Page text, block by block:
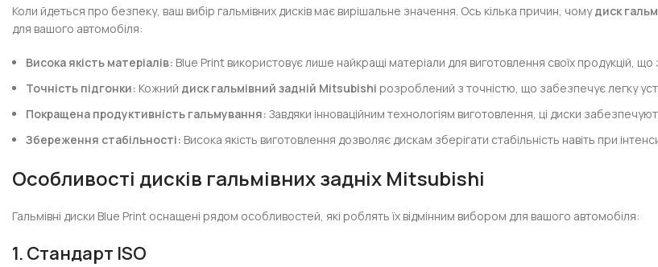
Коли йдеться про безпеку, ваш вибір гальмівних дисків має вирішальне значення. Ось кілька причин, чомудиск
для вашого автомобіля:
Висока якість матеріалів: Blue Print використовує лише найкращі матеріали для виготовлення своїх продукцій, що
Точність підгонки: Кожний диск гальмівний задній Mitsubishi розроблений з точністю, що забезпечує легку
Покращена продуктивність гальмування: Завдяки інноваційним технологіям виготовлення, ці диски
Збереження стабільності: Висока якість виготовлення дозволяє дискам зберігати стабільність навіть при
Особливості дисків гальмівних задніх Mitsubishi
Гальмівні диски Blue Print оснащені рядом особливостей, які роблять їх відмінним вибором для вашого автомобіля:
1. Стандарт ISO